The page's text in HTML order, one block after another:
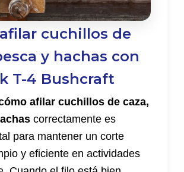
cuchillos de
y hachas con
T-4 Bushcraft
afilar cuchillos de caza,
correctamente es
para mantener un corte
y eficiente en actividades